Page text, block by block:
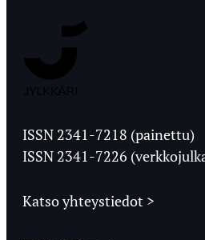
Ylioppilaslehti
ISSN 2341-7218 (painettu)
ISSN 2341-7226
Katso yhteystiedot >